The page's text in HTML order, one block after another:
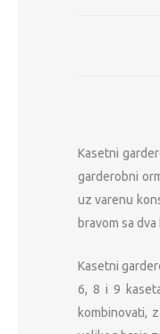
Kasetni
garderobni
uz varenu
bravom sa dva
Kasetni
6, 8 i 9
kombinovati,